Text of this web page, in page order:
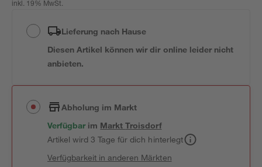
inkl. 19% MwSt.
Lieferung nach Hause
Diesen Artikel können wir dir online leider nicht
anbieten.
Abholung im Markt
Verfügbar im MarktTroisdorf
Artikel wird 3 Tage für dich hinterlegt
Verfügbarkeit in anderen Märkten